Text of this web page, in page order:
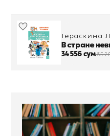
Гераскина
В стране
34 556 сум65